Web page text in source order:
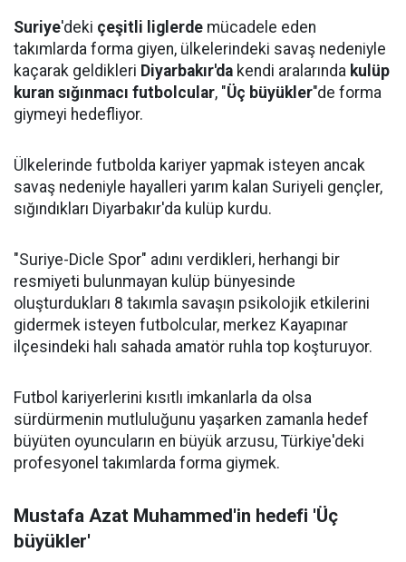
Suriye'deki çeşitli liglerde mücadele eden
takımlarda forma giyen, ülkelerindeki savaş nedeniyle
kaçarak geldikleri Diyarbakır'da kendi aralarında kulüp
kuran sığınmacı futbolcular, "Üç büyükler"de forma
giymeyi hedefliyor.
Ülkelerinde futbolda kariyer yapmak isteyen ancak
savaş nedeniyle hayalleri yarım kalan Suriyeli gençler,
sığındıkları Diyarbakır'da kulüp kurdu.
"Suriye-Dicle Spor" adını verdikleri, herhangi bir
resmiyeti bulunmayan kulüp bünyesinde
oluşturdukları 8 takımla savaşın psikolojik etkilerini
gidermek isteyen futbolcular, merkez Kayapınar
ilçesindeki halı sahada amatör ruhla top koşturuyor.
Futbol kariyerlerini kısıtlı imkanlarla da olsa
sürdürmenin mutluluğunu yaşarken zamanla hedef
büyüten oyuncuların en büyük arzusu, Türkiye'deki
profesyonel takımlarda forma giymek.
Mustafa Azat Muhammed'in hedefi 'Üç
büyükler'